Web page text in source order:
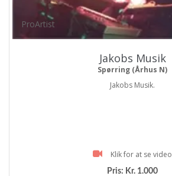
ProArtist
Jakobs Musik
Spørring (Århus N)
Jakobs Musik.
Klik for at se video
Pris: Kr. 1.000